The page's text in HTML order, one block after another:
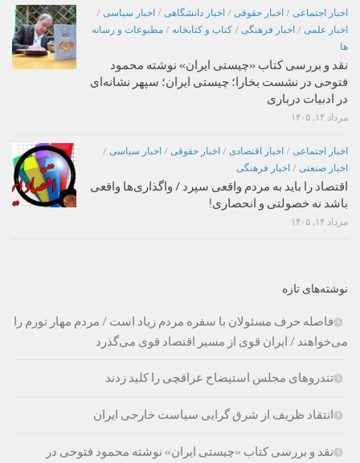
اخبار اجتماعی / اخبار حقوقی / اخبار دانشگاهی / اخبار سیاسی /
اخبار علمی / اخبار فرهنگی / کتاب و کتابخانه / مطبوعات و رسانه
ها
نقد و بررسی کتاب «چیستی ایران» نوشته محمود
فتوحی در نشست بخارا؛ چیستی ایران؛ سپهر نشانه‌ای
در ادبیات درباری
مرداد ۱۴, ۱۴۰۵
اخبار اجتماعی / اخبار اقتصادی / اخبار حقوقی / اخبار سیاسی /
اخبار صنعتی / اخبار فرهنگی
اقتصاد را باید به مردم واقعی سپرد / واگذاری‌ها واقعی
باشد نه خصولتی و انحصاری!
مرداد ۱۴, ۱۴۰۵
نوشته‌های تازه
فاصله حرف مسئولان با سفره مردم زیاد است / مردم مهار تورم را
می‌خواهند / ایران قوی از مسیر اقتصاد قوی می‌گذرد
تندروهای مجلس استیضاح عراقچی را کلید زدند
انتقاد ظریف از شرق گرایی سیاست خارجی ایران
نقد و بررسی کتاب «چیستی ایران» نوشته محمود فتوحی در